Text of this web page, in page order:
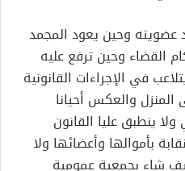
وحين يعود المجمد
القضاء وحين ترفع عليه
في الإجراءات القانونية
المنزل والعكس أحيانا
ينطبق عليا القانون
بأموالها وأعضائها ولا
شاء بجمعية عمومية